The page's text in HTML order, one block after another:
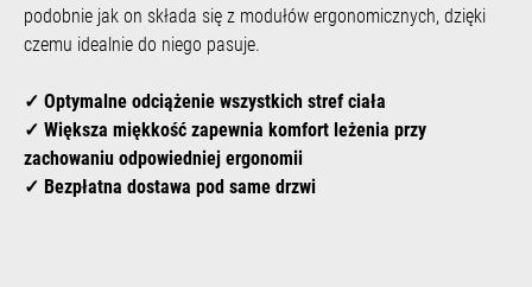
podobnie jak on składa się z modułów ergonomicznych, dzięki
czemu idealnie do niego pasuje.
✓ Optymalne odciążenie wszystkich stref ciała
✓ Większa miękkość zapewnia komfort leżenia przy
zachowaniu odpowiedniej ergonomii
✓ Bezpłatna dostawa pod same drzwi